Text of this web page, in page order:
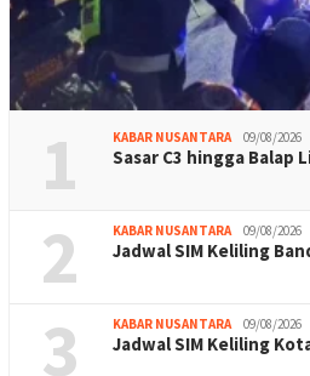
1 KABAR NUSANTARA 09/08/2026
Sasar C3 hingga Balap
2 KABAR NUSANTARA 09/08/2026
Jadwal SIM Keliling
3 KABAR NUSANTARA 09/08/2026
Jadwal SIM Keliling